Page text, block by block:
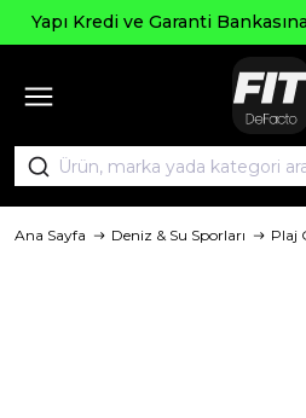
Kredi ve Garanti Bankasına Peşin
Ana Sayfa Deniz & Su Sporları Plaj